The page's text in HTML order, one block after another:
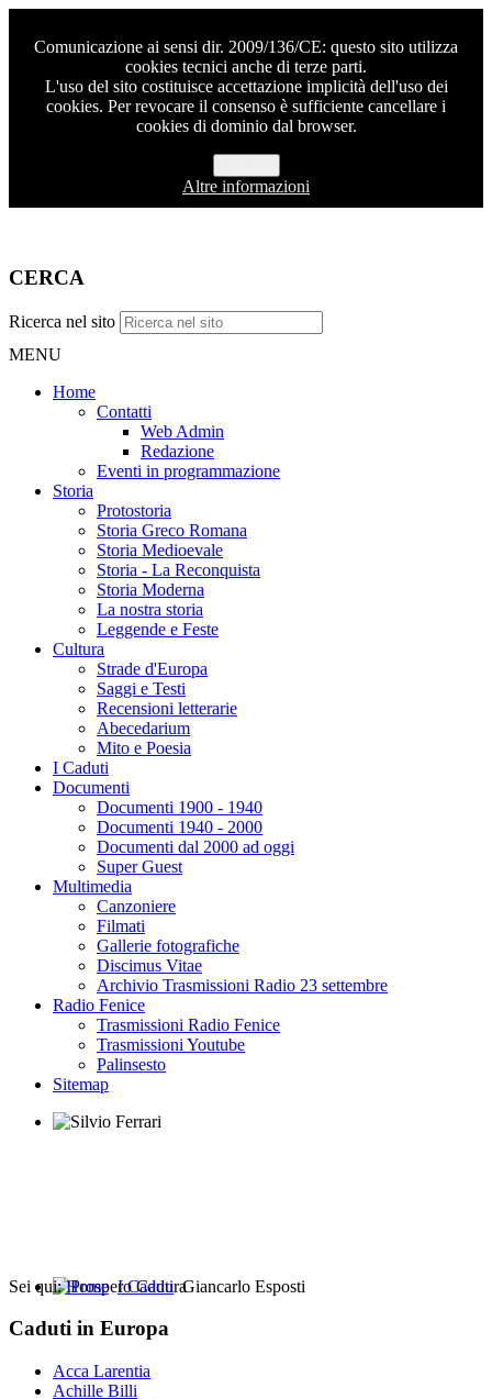
Comunicazione ai sensi dir. 2009/136/CE: questo sito utilizza
cookies tecnici anche di terze parti.
L'uso del sito costituisce accettazione implicità dell'uso dei
cookies. Per revocare il consenso è sufficiente cancellare i
cookies di dominio dal browser.
Altre informazioni
CERCA
Ricerca nel sito
MENU
Home
Contatti
Web Admin
Redazione
Eventi in programmazione
Storia
Protostoria
Storia Greco Romana
Storia Medioevale
Storia - La Reconquista
Storia Moderna
La nostra storia
Leggende e Feste
Cultura
Strade d'Europa
Saggi e Testi
Recensioni letterarie
Abecedarium
Mito e Poesia
I Caduti
Documenti
Documenti 1900 - 1940
Documenti 1940 - 2000
Documenti dal 2000 ad oggi
Super Guest
Multimedia
Canzoniere
Filmati
Gallerie fotografiche
Discimus Vitae
Archivio Trasmissioni Radio 23 settembre
Radio Fenice
Trasmissioni Radio Fenice
Trasmissioni Youtube
Palinsesto
Sitemap
Sei qui:Home I Caduti Giancarlo Esposti
Caduti in Europa
Acca Larentia
Achille Billi